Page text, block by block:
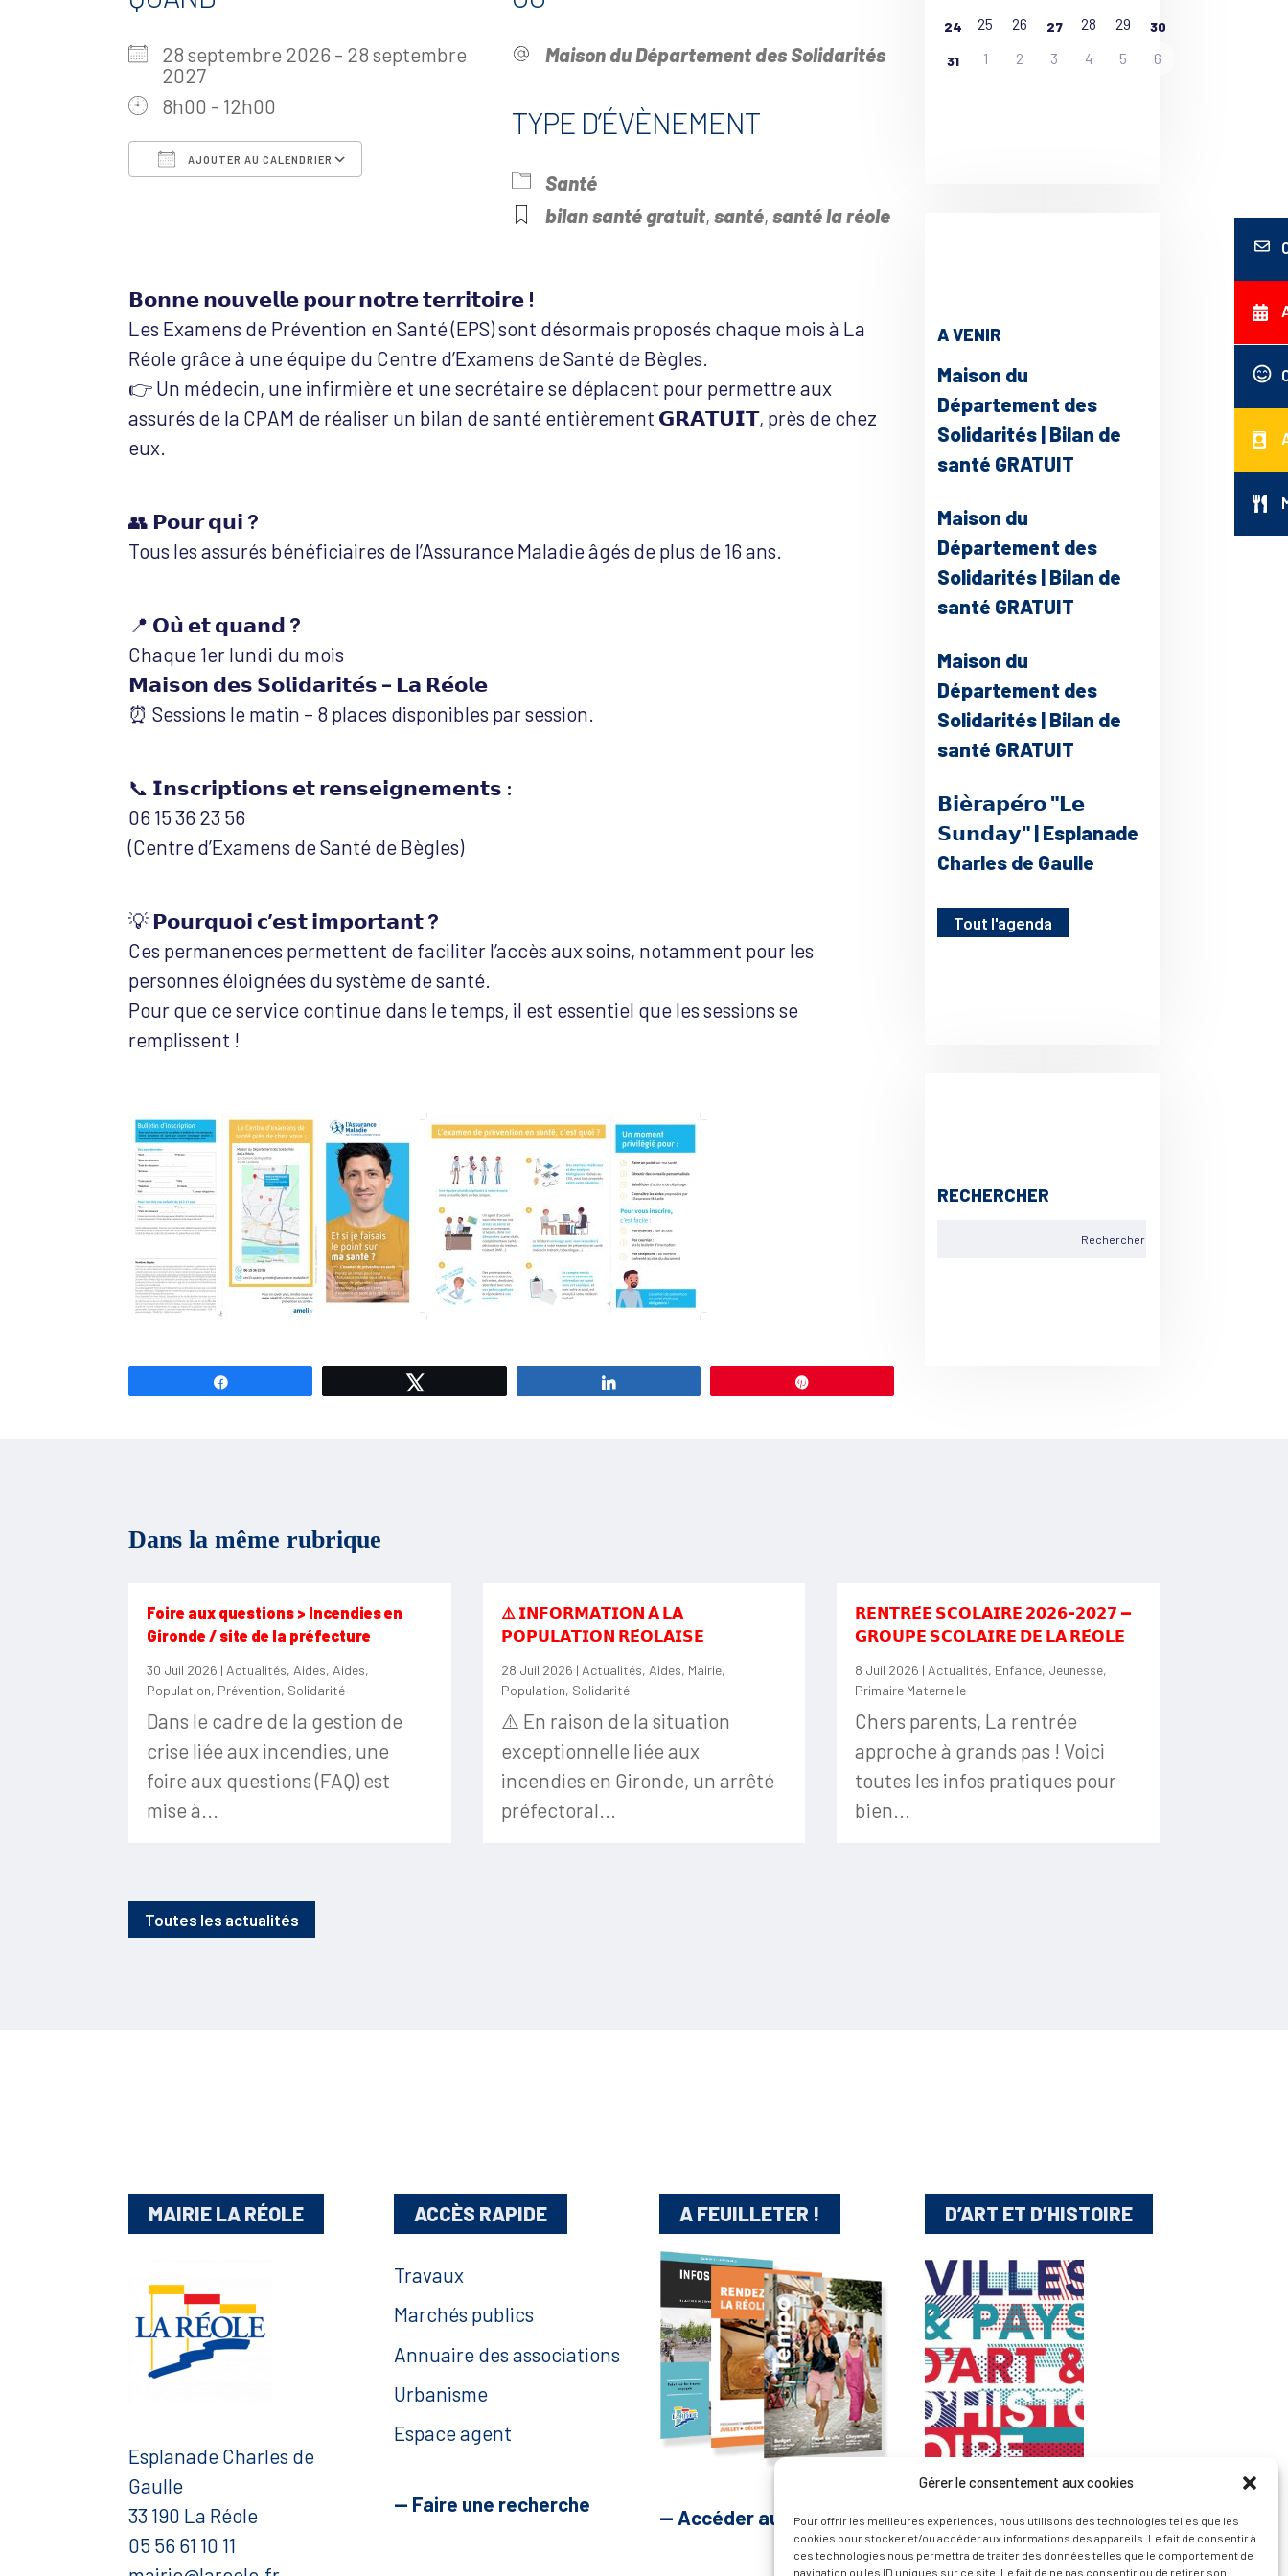
Gérer le consentement aux cookies
Pour offrir les meilleures expériences, nous utilisons des technologies telles que les
cookies pour stocker et/ou accéder aux informations des appareils. Le fait de consentir à
ces technologies nous permettra de traiter des données telles que le comportement de
navigation ou les ID uniques sur ce site. Le fait de ne pas consentir ou de retirer son
28 septembre 2026 - 28 septembre
2027
8h00 - 12h00
AJOUTER AU CALENDRIER
Calendrier Google
Maison du Département des Solidarités
TYPE D’ÉVÈNEMENT
Santé
bilan santé gratuit, santé, santé la réole
𝗕𝗼𝗻𝗻𝗲 𝗻𝗼𝘂𝘃𝗲𝗹𝗹𝗲 𝗽𝗼𝘂𝗿 𝗻𝗼𝘁𝗿𝗲 𝘁𝗲𝗿𝗿𝗶𝘁𝗼𝗶𝗿𝗲 !
Les Examens de Prévention en Santé (EPS) sont désormais proposés chaque mois à La
Réole grâce à une équipe du Centre d’Examens de Santé de Bègles.
👉 Un médecin, une infirmière et une secrétaire se déplacent pour permettre aux
assurés de la CPAM de réaliser un bilan de santé entièrement 𝗚𝗥𝗔𝗧𝗨𝗜𝗧, près de chez
eux.
👥 𝗣𝗼𝘂𝗿 𝗾𝘂𝗶 ?
Tous les assurés bénéficiaires de l’Assurance Maladie âgés de plus de 16 ans.
📍 𝗢𝘂̀ 𝗲𝘁 𝗾𝘂𝗮𝗻𝗱 ?
Chaque 1er lundi du mois
𝗠𝗮𝗶𝘀𝗼𝗻 𝗱𝗲𝘀 𝗦𝗼𝗹𝗶𝗱𝗮𝗿𝗶𝘁𝗲́𝘀 – 𝗟𝗮 𝗥𝗲́𝗼𝗹𝗲
⏰ Sessions le matin – 8 places disponibles par session.
📞 𝗜𝗻𝘀𝗰𝗿𝗶𝗽𝘁𝗶𝗼𝗻𝘀 𝗲𝘁 𝗿𝗲𝗻𝘀𝗲𝗶𝗴𝗻𝗲𝗺𝗲𝗻𝘁𝘀 :
06 15 36 23 56
(Centre d’Examens de Santé de Bègles)
💡 𝗣𝗼𝘂𝗿𝗾𝘂𝗼𝗶 𝗰’𝗲𝘀𝘁 𝗶𝗺𝗽𝗼𝗿𝘁𝗮𝗻𝘁 ?
Ces permanences permettent de faciliter l’accès aux soins, notamment pour les
personnes éloignées du système de santé.
Pour que ce service continue dans le temps, il est essentiel que les sessions se
remplissent !
24 25 26 27 28 29 30
31 1 2 3 4 5 6
A VENIR
Maison du
Département des
Solidarités | Bilan de
santé GRATUIT
Maison du
Département des
Solidarités | Bilan de
santé GRATUIT
Maison du
Département des
Solidarités | Bilan de
santé GRATUIT
𝗕𝗶𝗲̀𝗿𝗮𝗽𝗲́𝗿𝗼 "𝗟𝗲
𝗦𝘂𝗻𝗱𝗮𝘆" | Esplanade
Charles de Gaulle
Tout l'agenda
RECHERCHER
Dans la même rubrique
Foire aux questions > Incendies en
Gironde / site de la préfecture
30 Juil 2026 | Actualités, Aides, Aides,
Population, Prévention, Solidarité
Dans le cadre de la gestion de
crise liée aux incendies, une
foire aux questions (FAQ) est
mise à...
⚠️ 𝗜𝗡𝗙𝗢𝗥𝗠𝗔𝗧𝗜𝗢𝗡 𝗔̀ 𝗟𝗔
𝗣𝗢𝗣𝗨𝗟𝗔𝗧𝗜𝗢𝗡 𝗥𝗘́𝗢𝗟𝗔𝗜𝗦𝗘
28 Juil 2026 | Actualités, Aides, Mairie,
Population, Solidarité
⚠️ En raison de la situation
exceptionnelle liée aux
incendies en Gironde, un arrêté
préfectoral...
𝗥𝗘𝗡𝗧𝗥𝗘́𝗘 𝗦𝗖𝗢𝗟𝗔𝗜𝗥𝗘 𝟮𝟬𝟮𝟲-𝟮𝟬𝟮𝟳 —
𝗚𝗥𝗢𝗨𝗣𝗘 𝗦𝗖𝗢𝗟𝗔𝗜𝗥𝗘 𝗗𝗘 𝗟𝗔 𝗥𝗘́𝗢𝗟𝗘
8 Juil 2026 | Actualités, Enfance, Jeunesse,
Primaire Maternelle
Chers parents, La rentrée
approche à grands pas ! Voici
toutes les infos pratiques pour
bien...
Toutes les actualités
MAIRIE LA RÉOLE
Esplanade Charles de
Gaulle
33 190 La Réole
05 56 61 10 11
ACCÈS RAPIDE
Travaux
Marchés publics
Annuaire des associations
Urbanisme
Espace agent
— Faire une recherche
A FEUILLETER !
— Accéder au kiosque
D’ART ET D’HISTOIRE
— Découvrir et visiter